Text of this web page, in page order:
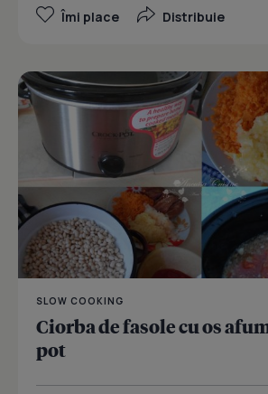
Îmi place Distribuie
SLOW COOKING
Ciorba de fasole cu os
pot